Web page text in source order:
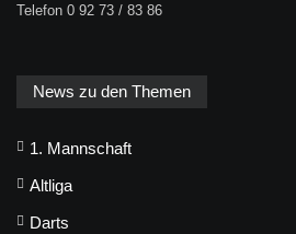
Telefon 0 92 73 / 83 86
News zu den Themen
1. Mannschaft
Altliga
Darts